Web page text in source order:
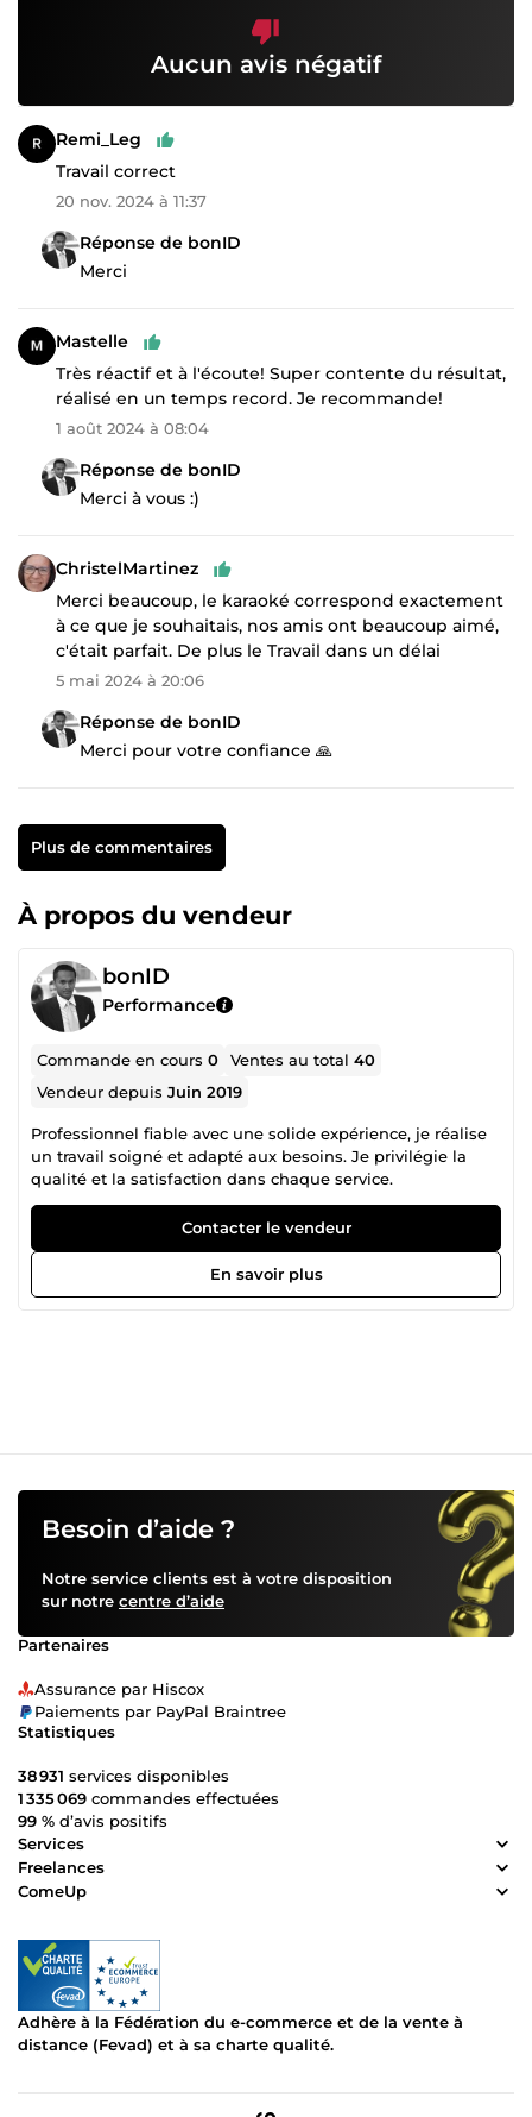
Aucun avis négatif
Remi_Leg
Travail correct
20 nov. 2024 à 11:37
Réponse de bonID
Merci
Mastelle
Très réactif et à l'écoute! Super contente du résultat,
réalisé en un temps record. Je recommande!
1 août 2024 à 08:04
Réponse de bonID
Merci à vous :)
ChristelMartinez
Merci beaucoup, le karaoké correspond exactement
à ce que je souhaitais, nos amis ont beaucoup aimé,
c'était parfait. De plus le Travail dans un délai
5 mai 2024 à 20:06
Réponse de bonID
Merci pour votre confiance 🙏
Plus de commentaires
À propos du vendeur
bonID
Performance
Commande en cours0 Ventes au total40
Vendeur depuisJuin 2019
Professionnel fiable avec une solide expérience, je réalise
un travail soigné et adapté aux besoins. Je privilégie la
qualité et la satisfaction dans chaque service.
Contacter le vendeur
En savoir plus
Besoin d’aide ?
Notre service clients est à votre disposition
sur notre centre d’aide
Partenaires
Assurance par Hiscox
Paiements par PayPal Braintree
Statistiques
38 931 services disponibles
1 335 069 commandes effectuées
99 % d’avis positifs
Services
Freelances
ComeUp
Adhère à la Fédération du e-commerce et de la vente à
distance (Fevad) et à sa charte qualité.